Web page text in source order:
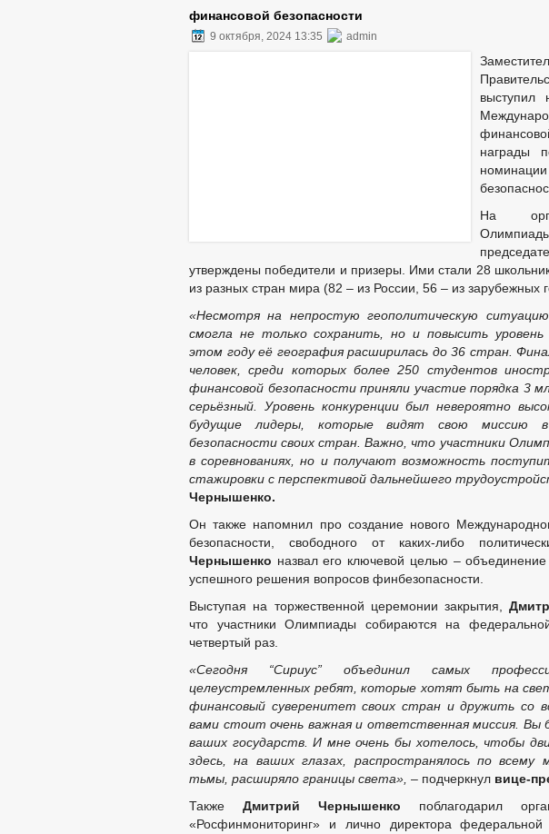
финансовой безопасности
9 октября, 2024 13:35 admin
выступил
награды
На
утверждены победители и призеры. Ими стали 28
из разных стран мира (82 – из России, 56 – из зарубежных
«Несмотря на непростую геополитическую
смогла не только сохранить, но и повысить
этом году её география расширилась до 36 стран.
человек, среди которых более 250 студентов
финансовой безопасности приняли участие порядка 3
серьёзный. Уровень конкуренции был невероятно
будущие лидеры, которые видят свою миссию в
безопасности своих стран. Важно, что участники
в соревнованиях, но и получают возможность
стажировки с перспективой дальнейшего
Чернышенко.
Он также напомнил про создание нового
безопасности, свободного от каких-либо
Чернышенко назвал его ключевой целью –
успешного решения вопросов финбезопасности.
Выступая на торжественной церемонии закрытия,
что участники Олимпиады собираются на
четвертый раз.
«Сегодня “Сириус” объединил самых
целеустремленных ребят, которые хотят быть на
финансовый суверенитет своих стран и дружить со
вами стоит очень важная и ответственная миссия. Вы
ваших государств. И мне очень бы хотелось, чтобы
здесь, на ваших глазах, распространялось по всему
тьмы, расширяло границы света», – подчеркнул вице-
Также Дмитрий Чернышенко поблагодарил
«Росфинмониторинг» и лично директора